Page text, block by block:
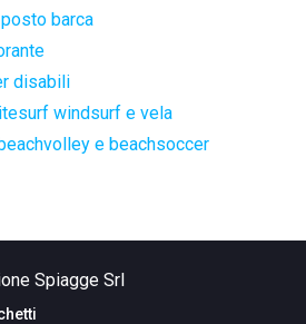
barca
disabili
windsurf e vela
e beachsoccer
Spiagge Srl